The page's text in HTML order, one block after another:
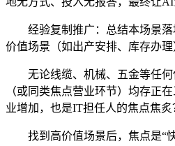
经验复制推广：总结本场景落
价值场景（如出产安排、库存办理
无论线缆、机械、五金等任何
（或同类焦点营业环节）均存正
业增加，也是IT担任人的焦点焦炙
找到高价值场景后，焦点是“